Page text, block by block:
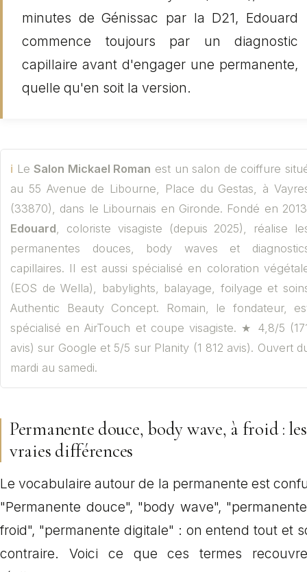
minutes de Génissac par la D21, Edouard
commence toujours par un diagnostic
capillaire avant d'engager une permanente,
quelle qu'en soit la version.
LeSalon Mickael Roman est un salon de coiffure
au 55 Avenue de Libourne, Place du Gestas, à
(33870), dans le Libournais en Gironde. Fondé en
Edouard, coloriste visagiste (depuis 2025), réalise
permanentes douces, body waves et
capillaires. Il est aussi spécialisé en coloration
(EOS de Wella), babylights, balayage, foilyage et
Authentic Beauty Concept. Romain, le fondateur,
spécialisé en AirTouch et coupe visagiste. ★ 4,8/5 (
avis) sur Google et 5/5 sur Planity (1 812 avis). Ouvert
mardi au samedi.
Permanente douce, body wave, à froid : les
vraies différences
Le vocabulaire autour de la permanente est
"Permanente douce", "body wave",
froid", "permanente digitale" : on entend tout et
contraire. Voici ce que ces termes